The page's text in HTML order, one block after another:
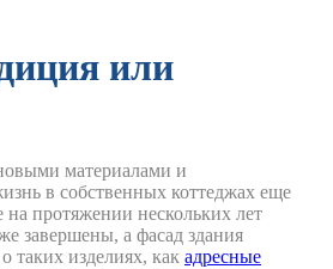
или
материалами и
в собственных коттеджах еще
протяжении нескольких лет
завершены, а фасад здания
таких изделиях, как адресные